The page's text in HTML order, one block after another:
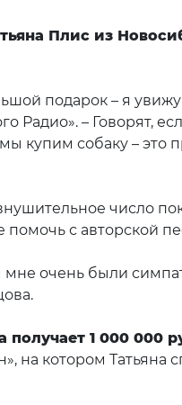
Плис из
подарок – я
Радио». – Говорят,
купим собаку – это
и снять
число
помочь с авторской
мне очень были
Ирина
получает 1 000 000
на котором Татьяна